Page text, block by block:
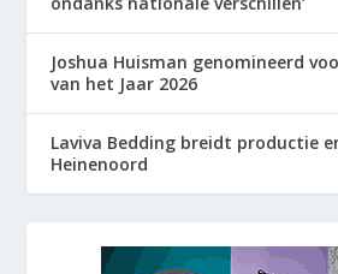
Joshua Huisman genomineerd
van het Jaar 2026
Laviva Bedding breidt productie
Heinenoord